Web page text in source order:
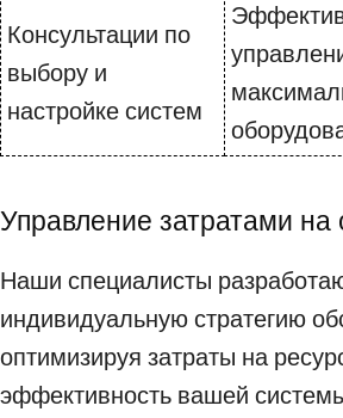
Консультации по
выбору и
настройке систем
Управление затратами на
Наши специалисты
индивидуальную стратегию
оптимизируя затраты на
эффективность вашей